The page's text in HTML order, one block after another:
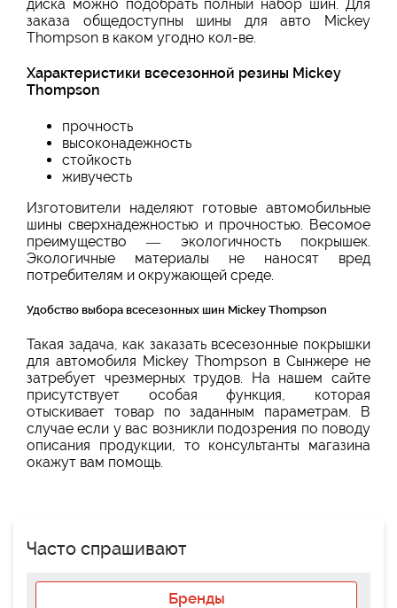
диска можно подобрать полный набор шин. Для
заказа общедоступны шины для авто Mickey
Thompson в каком угодно кол-ве.
Характеристики всесезонной резины Mickey
Thompson
прочность
высоконадежность
стойкость
живучесть
Изготовители наделяют готовые автомобильные
шины сверхнадежностью и прочностью. Весомое
преимущество — экологичность покрышек.
Экологичные материалы не наносят вред
потребителям и окружающей среде.
Удобство выбора всесезонных шин Mickey Thompson
Такая задача, как заказать всесезонные покрышки
для автомобиля Mickey Thompson в Сынжере не
затребует чрезмерных трудов. На нашем сайте
присутствует особая функция, которая
отыскивает товар по заданным параметрам. В
случае если у вас возникли подозрения по поводу
описания продукции, то консультанты магазина
окажут вам помощь.
Часто спрашивают
Бренды